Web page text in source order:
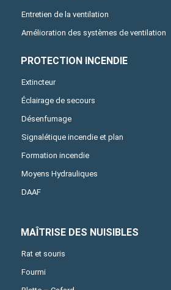
Entretien de la ventilation
Amélioration des systèmes de ventilation
PROTECTION INCENDIE
Extincteur
Éclairage de secours
Désenfumage
Signalétique incendie et plan
Formation incendie
Moyens Hydrauliques
DAAF
MAÎTRISE DES NUISIBLES
Rat et souris
Fourmi